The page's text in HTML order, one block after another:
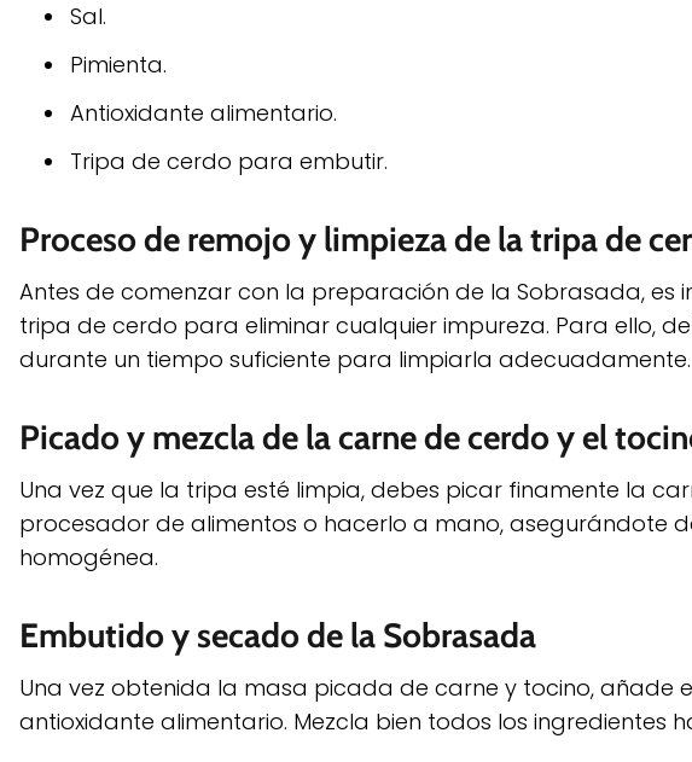
Sal.
Pimienta.
Antioxidante alimentario.
Tripa de cerdo para embutir.
Proceso de remojo y limpieza de la tripa de
Antes de comenzar con la preparación de la Sobrasada,
tripa de cerdo para eliminar cualquier impureza. Para ello,
durante un tiempo suficiente para limpiarla adecuadamente.
Picado y mezcla de la carne de cerdo y el
Una vez que la tripa esté limpia, debes picar finamente la
procesador de alimentos o hacerlo a mano, asegurándote
homogénea.
Embutido y secado de la Sobrasada
Una vez obtenida la masa picada de carne y tocino, añade
antioxidante alimentario. Mezcla bien todos los ingredientes